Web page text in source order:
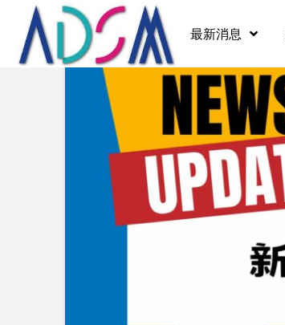
最新消息